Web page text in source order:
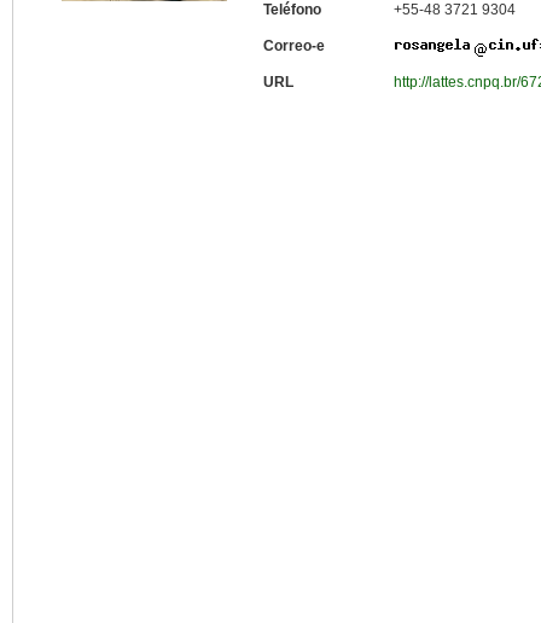
Teléfono +55-48 3721 9304
Correo-e
URL http://lattes.cnpq.br/